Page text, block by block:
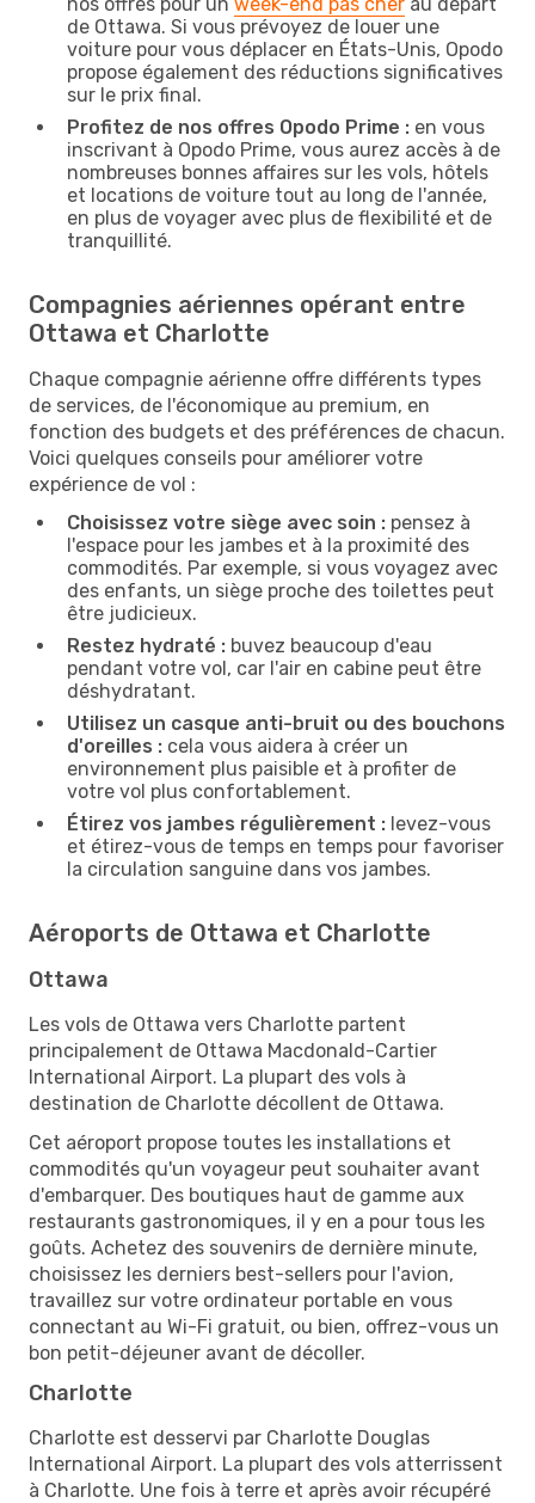
de Ottawa. Si vous prévoyez de louer une
voiture pour vous déplacer en États-Unis, Opodo
propose également des réductions significatives
sur le prix final.
Profitez de nos offres Opodo Prime : en vous
inscrivant à Opodo Prime, vous aurez accès à de
nombreuses bonnes affaires sur les vols, hôtels
et locations de voiture tout au long de l'année,
en plus de voyager avec plus de flexibilité et de
tranquillité.
Compagnies aériennes opérant entre
Ottawa et Charlotte
Chaque compagnie aérienne offre différents types
de services, de l'économique au premium, en
fonction des budgets et des préférences de chacun.
Voici quelques conseils pour améliorer votre
expérience de vol :
Choisissez votre siège avec soin : pensez à
l'espace pour les jambes et à la proximité des
commodités. Par exemple, si vous voyagez avec
des enfants, un siège proche des toilettes peut
être judicieux.
Restez hydraté : buvez beaucoup d'eau
pendant votre vol, car l'air en cabine peut être
déshydratant.
Utilisez un casque anti-bruit ou des bouchons
d'oreilles : cela vous aidera à créer un
environnement plus paisible et à profiter de
votre vol plus confortablement.
Étirez vos jambes régulièrement : levez-vous
et étirez-vous de temps en temps pour favoriser
la circulation sanguine dans vos jambes.
Aéroports de Ottawa et Charlotte
Ottawa
Les vols de Ottawa vers Charlotte partent
principalement de Ottawa Macdonald-Cartier
International Airport. La plupart des vols à
destination de Charlotte décollent de Ottawa.
Cet aéroport propose toutes les installations et
commodités qu'un voyageur peut souhaiter avant
d'embarquer. Des boutiques haut de gamme aux
restaurants gastronomiques, il y en a pour tous les
goûts. Achetez des souvenirs de dernière minute,
choisissez les derniers best-sellers pour l'avion,
travaillez sur votre ordinateur portable en vous
connectant au Wi-Fi gratuit, ou bien, offrez-vous un
bon petit-déjeuner avant de décoller.
Charlotte
Charlotte est desservi par Charlotte Douglas
International Airport. La plupart des vols atterrissent
à Charlotte. Une fois à terre et après avoir récupéré